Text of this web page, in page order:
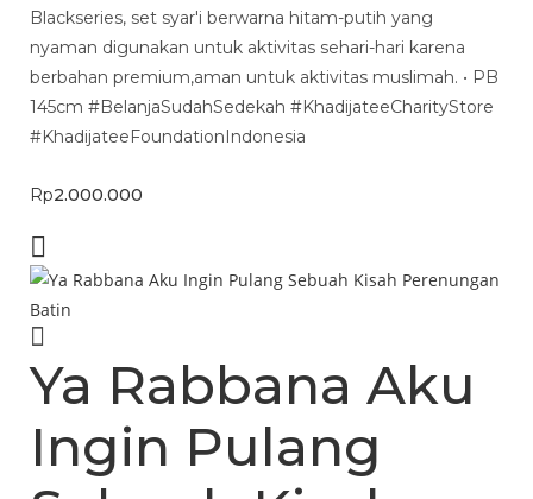
Blackseries, set syar'i berwarna hitam-putih yang
nyaman digunakan untuk aktivitas sehari-hari karena
berbahan premium,aman untuk aktivitas muslimah. • PB
145cm #BelanjaSudahSedekah #KhadijateeCharityStore
#KhadijateeFoundationIndonesia
Rp2.000.000
Ya Rabbana Aku
Ingin Pulang